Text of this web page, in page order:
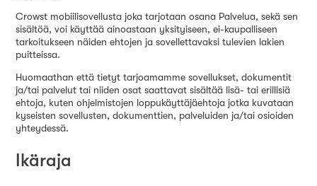
Crowst mobiilisovellusta joka tarjotaan osana Palvelua, sekä sen
sisältöä, voi käyttää ainoastaan yksityiseen, ei-kaupalliseen
tarkoitukseen näiden ehtojen ja sovellettavaksi tulevien lakien
puitteissa.
Huomaathan että tietyt tarjoamamme sovellukset, dokumentit
ja/tai palvelut tai niiden osat saattavat sisältää lisä- tai erillisiä
ehtoja, kuten ohjelmistojen loppukäyttäjäehtoja jotka kuvataan
kyseisten sovellusten, dokumenttien, palveluiden ja/tai osioiden
yhteydessä.
Ikäraja